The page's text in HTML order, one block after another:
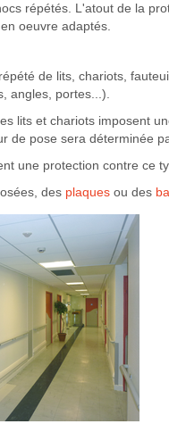
répétés. L'atout de la
oeuvre adaptés.
de lits, chariots,
angles, portes...).
lits et chariots imposent
de pose sera déterminée
une protection contre ce
des plaques ou des